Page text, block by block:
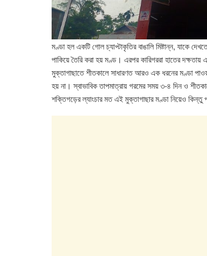
মণ্ডা হল একটি গোল চ্যাপ্টাকৃতির বাঙালি মিষ্টান্ন, যাকে
পাকিয়ে তৈরি করা হয় মণ্ড। এরপর কারিগররা হাতের দক্ষতায়
মুক্তাগাছাতে শীতকালে সাধারণত আরও এক ধরনের মণ্ডা
হয় না। স্বাভাবিক তাপমাত্রায় গরমের সময় ৩-৪ দিন ও
শক্তিগড়ের ল্যাংচার মত এই মুক্তাগাছার মণ্ডা নিয়েও কিন্তু